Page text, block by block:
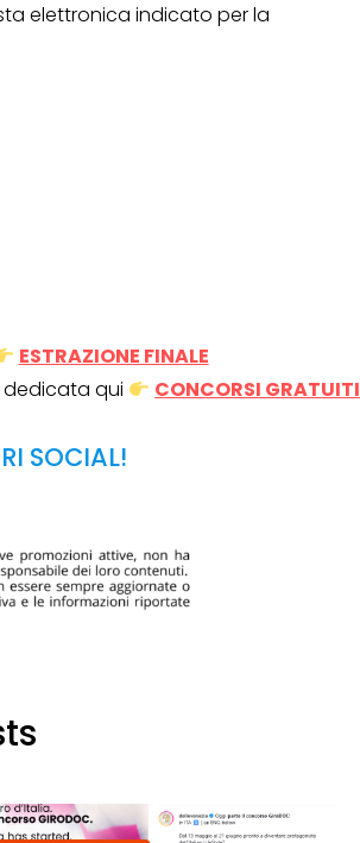
elettronica indicato per la
ESTRAZIONE FINALE
dedicata qui CONCORSI GRATUITI
SOCIAL!